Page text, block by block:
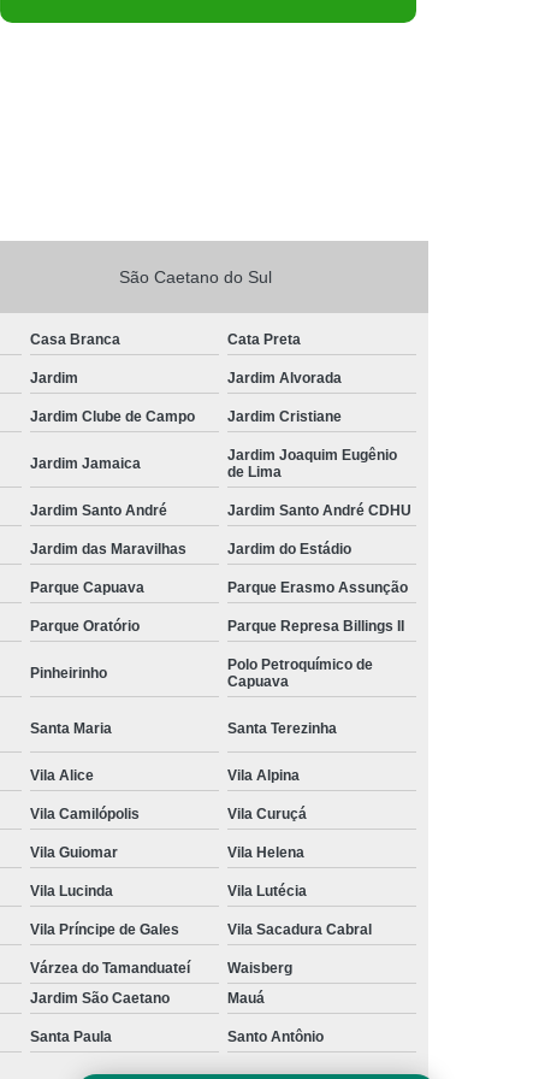
São Caetano do Sul
Casa Branca Cata Preta
Jardim Jardim Alvorada
Jardim Clube de Campo Jardim Cristiane
Jardim Jamaica
Jardim Joaquim Eugênio
de Lima
Jardim Santo André Jardim Santo André CDHU
Jardim das Maravilhas Jardim do Estádio
Parque Capuava Parque Erasmo Assunção
Parque Oratório Parque Represa Billings II
Pinheirinho
Polo Petroquímico de
Capuava
Santa Maria Santa Terezinha
Vila Alice Vila Alpina
Vila Camilópolis Vila Curuçá
Vila Guiomar Vila Helena
Vila Lucinda Vila Lutécia
Vila Príncipe de Gales Vila Sacadura Cabral
Várzea do Tamanduateí
Waisberg
Jardim São Caetano Mauá
Santa Paula Santo Antônio